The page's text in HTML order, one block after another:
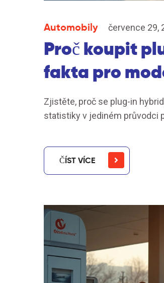
Automobily července 29,
Proč koupit
fakta pro
Zjistěte, proč se plug-in
statistiky v jediném průvodci
ČÍST VÍCE